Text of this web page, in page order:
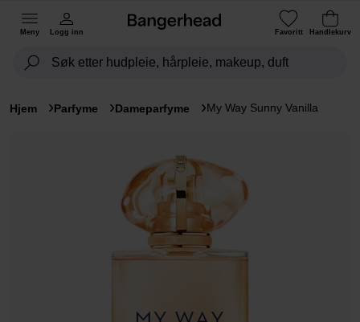
Meny Logg inn Favoritt Handlekurv
Hjem Parfyme Dameparfyme My Way Sunny Vanilla